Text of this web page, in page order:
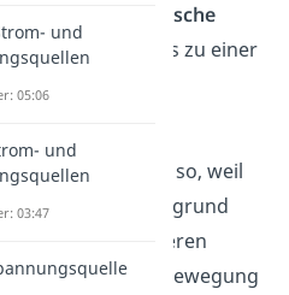
thermische
umgewandelt, was zu einer
führt.
heißt so, weil
, aufgrund
und deren
in seiner Bewegung
und
05:06
und
03:47